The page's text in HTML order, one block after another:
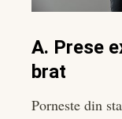
A. Prese
brat
Porneste din